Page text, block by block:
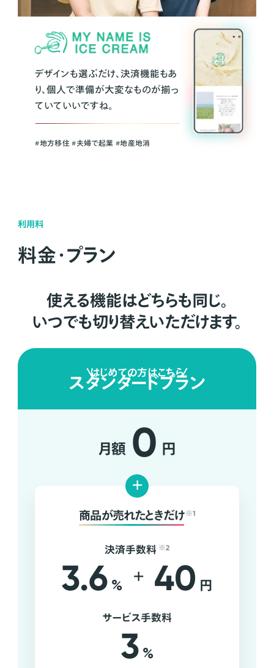
デザインも選ぶだけ、決済機能もあ
り、個人で準備が大変なものが揃っ
ていていいですね。
#地方移住 #夫婦で起業 #地産地消
利用料
料金・プラン
使える機能はどちらも同じ。
いつでも切り替えいただけます。
はじめての方はこちら
スタンダードプラン
月額 0 円
+
商品が売れたときだけ ※1
決済手数料 ※2
3.6 % + 40 円
サービス手数料
3 %